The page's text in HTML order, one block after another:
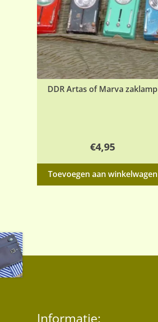
DDR Artas of Marva zaklamp
€4,95
Toevoegen aan winkelwagen
Informatie: